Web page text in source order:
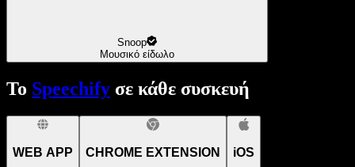
Snoop
Μουσικό είδωλο
Το Speechify σε κάθε συσκευή
WEB APP CHROME EXTENSION iOS